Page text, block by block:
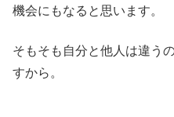
機会にもなると思います。
そもそも自分と他人は違う
すから。